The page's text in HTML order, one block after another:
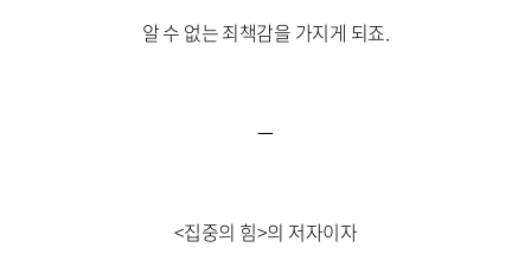
알 수 없는 죄책감을 가지게 되죠.
​
<집중의 힘>의 저자이자